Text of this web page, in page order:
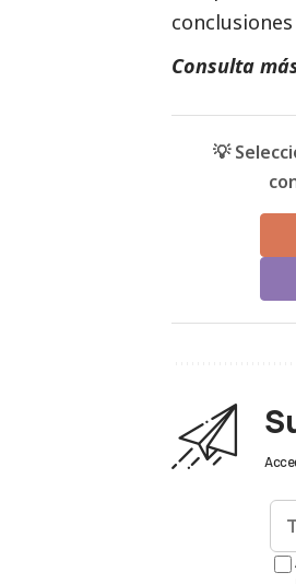
Consulta
💡